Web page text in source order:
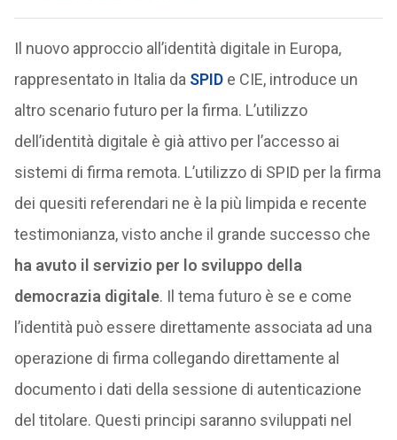
Il nuovo approccio all’identità digitale in Europa,
rappresentato in Italia da SPIDe CIE, introduce un
altro scenario futuro per la firma. L’utilizzo
dell’identità digitale è già attivo per l’accesso ai
sistemi di firma remota. L’utilizzo di SPID per la firma
dei quesiti referendari ne è la più limpida e recente
testimonianza, visto anche il grande successo che
ha avuto il servizio per lo sviluppo della
democrazia digitale. Il tema futuro è se e come
l’identità può essere direttamente associata ad una
operazione di firma collegando direttamente al
documento i dati della sessione di autenticazione
del titolare. Questi principi saranno sviluppati nel